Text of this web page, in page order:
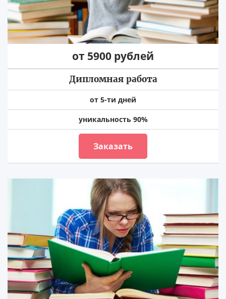
от 5900 рублей
Дипломная работа
от 5-ти дней
уникальность 90%
Заказать